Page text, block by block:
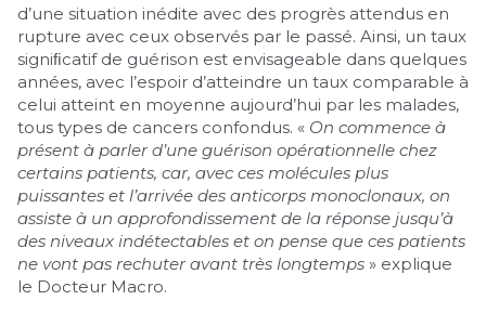
d’une situation inédite avec des progrès attendus en
rupture avec ceux observés par le passé. Ainsi, un taux
signiﬁcatif de guérison est envisageable dans quelques
années, avec l’espoir d’atteindre un taux comparable à
celui atteint en moyenne aujourd’hui par les malades,
tous types de cancers confondus. « On commence à
présent à parler d’une guérison opérationnelle chez
certains patients, car, avec ces molécules plus
puissantes et l’arrivée des anticorps monoclonaux, on
assiste à un approfondissement de la réponse jusqu’à
des niveaux indétectables et on pense que ces patients
ne vont pas rechuter avant très longtemps » explique
le Docteur Macro.